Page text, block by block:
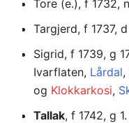
Tore (e.), f 1732,
Targjerd, f 1737,
Sigrid, f 1739, g
Ivarflaten, Lårdal,
og Klokkarkosi,
Tallak, f 1742, g